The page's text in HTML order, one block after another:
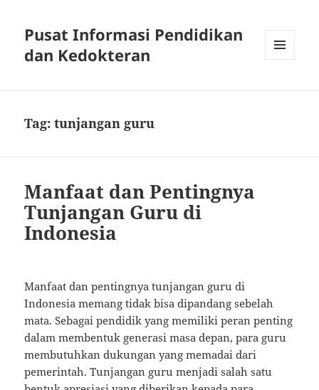
Pusat Informasi Pendidikan
dan Kedokteran
Tag:tunjangan guru
Manfaat dan Pentingnya
Tunjangan Guru di
Indonesia
Manfaat dan pentingnya tunjangan guru di
Indonesia memang tidak bisa dipandang sebelah
mata. Sebagai pendidik yang memiliki peran penting
dalam membentuk generasi masa depan, para guru
membutuhkan dukungan yang memadai dari
pemerintah. Tunjangan guru menjadi salah satu